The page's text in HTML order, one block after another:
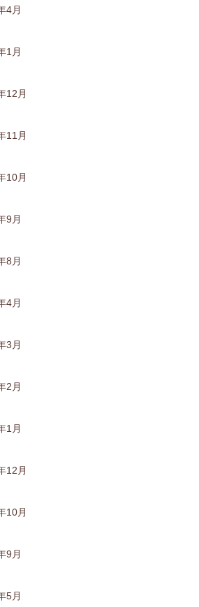
4月
1月
12月
11月
10月
9月
8月
4月
3月
2月
1月
12月
10月
9月
5月